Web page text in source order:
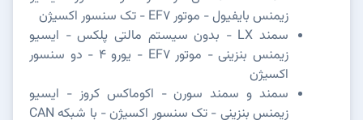
زیمنس بایفیول - موتور EF7 - تک سنسور اکسیژن
سمند LX - بدون سیستم مالتی پلکس - ایسیو
زیمنس بنزینی - موتور EF7 - یورو 4 - دو سنسور
اکسیژن
سمند و سمند سورن - اکوماکس کروز - ایسیو
زیمنس بنزینی - تک سنسور اکسیژن - با شبکه CAN